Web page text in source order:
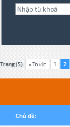
Trang (5): « Trước 1 2
Chủ đề: